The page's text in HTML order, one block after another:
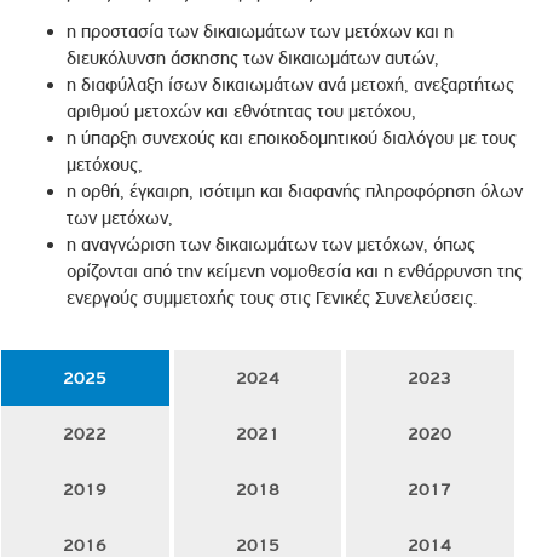
η προστασία των δικαιωμάτων των μετόχων και η
διευκόλυνση άσκησης των δικαιωμάτων αυτών,
η διαφύλαξη ίσων δικαιωμάτων ανά μετοχή, ανεξαρτήτως
αριθμού μετοχών και εθνότητας του μετόχου,
η ύπαρξη συνεχούς και εποικοδομητικού διαλόγου με τους
μετόχους,
η ορθή, έγκαιρη, ισότιμη και διαφανής πληροφόρηση όλων
των μετόχων,
η αναγνώριση των δικαιωμάτων των μετόχων, όπως
ορίζονται από την κείμενη νομοθεσία και η ενθάρρυνση της
ενεργούς συμμετοχής τους στις Γενικές Συνελεύσεις.
2025 2024 2023
2022 2021 2020
2019 2018 2017
2016 2015 2014